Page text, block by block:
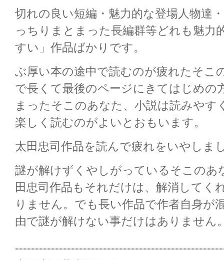
切れの良い短編・魅力的な登場人物達
っちりまとまった長編群等どれも魅力
すい」作品ばかりです。
ぶ厚い本の途中で読むのが疲れたそこ
で長くて最後のページにきてはじめの
まったそこのあなた、小説は読みやす
楽しく読むのがよいとおもいます。
太田忠司作品を読んで疲れをいやしま
謎が解けずくやしがっているそこのあ
田忠司作品もそれだけは、解消してく
りません。でも長い作品で作者自身が
由で謎が解けない事だけはありません